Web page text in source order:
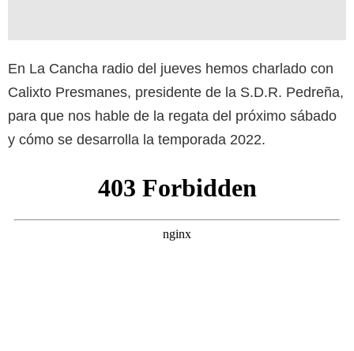
En La Cancha radio del jueves hemos charlado con
Calixto Presmanes, presidente de la S.D.R. Pedreña,
para que nos hable de la regata del próximo sábado
y cómo se desarrolla la temporada 2022.